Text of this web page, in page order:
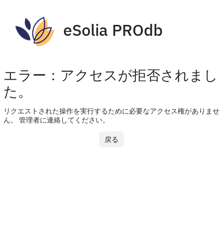
eSolia PROdb
エラー：アクセスが拒否されまし
た。
リクエストされた操作を実行するために必要なアクセス権がありませ
ん。 管理者に連絡してください。
戻る